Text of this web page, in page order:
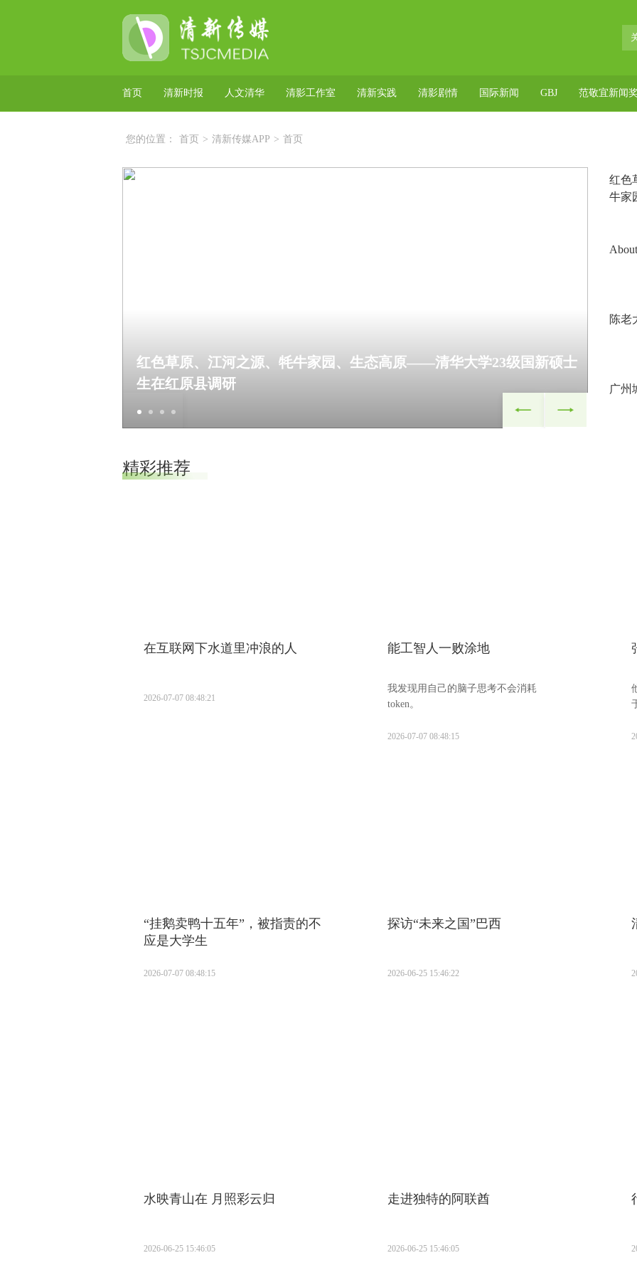
首页 清新时报 人文清华 清影工作室 清新实践 清影剧情 国际新闻 GBJ 范敬宜新闻奖
您的位置： 首页 > 清新传媒APP > 首页
红色草原、江河之源、牦牛家园、生态高原——清华大学23级国新硕士
生在红原县调研
红色
牛家
陈老
广州
精彩推荐
在互联网下水道里冲浪的人
2026-07-07 08:48:21
能工智人一败涂地
我发现用自己的脑子思考不会消耗
token。
2026-07-07 08:48:15
“挂鹅卖鸭十五年”，被指责的不
应是大学生
2026-07-07 08:48:15
探访“未来之国”巴西
2026-06-25 15:46:22
水映青山在 月照彩云归
2026-06-25 15:46:05
走进独特的阿联酋
2026-06-25 15:46:05